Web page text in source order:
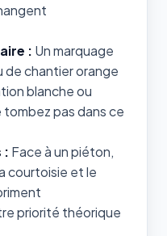
: Un marquage
de chantier orange
blanche ou
pas dans ce
: Face à un piéton,
courtoisie et le
priorité théorique